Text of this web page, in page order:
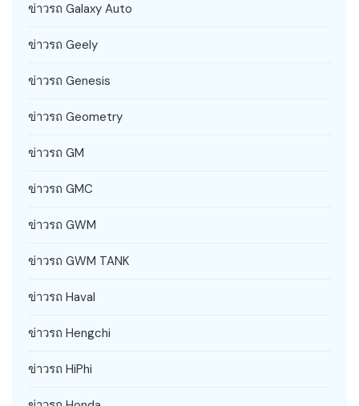
ข่าวรถ Galaxy Auto
ข่าวรถ Geely
ข่าวรถ Genesis
ข่าวรถ Geometry
ข่าวรถ GM
ข่าวรถ GMC
ข่าวรถ GWM
ข่าวรถ GWM TANK
ข่าวรถ Haval
ข่าวรถ Hengchi
ข่าวรถ HiPhi